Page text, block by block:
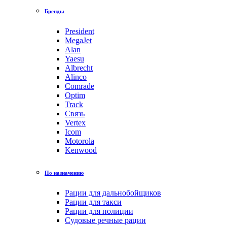
Бренды
President
MegaJet
Alan
Yaesu
Albrecht
Alinco
Comrade
Optim
Track
Связь
Vertex
Icom
Motorola
Kenwood
По назначению
Рации для дальнобойщиков
Рации для такси
Рации для полиции
Судовые речные рации